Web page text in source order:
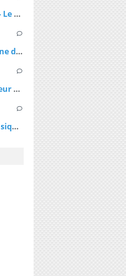
Pas de pitié pour les croissants - Le croissant pirate
Confinement : Elsa Esnoult donne de ses nouvelles dans une longue vidéo Facebook Live
Virus - Le jeune chanteur et acteur Lenni Kim annonce être positif au coronavirus ainsi que sa maman après un test fait au Canada
Kenny Rogers, légende de la musique country, est décédé à 81 ans